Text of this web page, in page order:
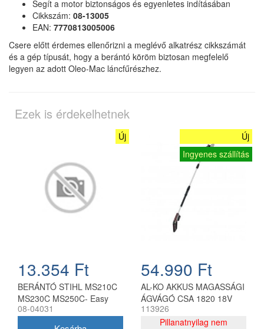
Segít a motor biztonságos és egyenletes indításában
Cikkszám: 08-13005
EAN: 7770813005006
Csere előtt érdemes ellenőrizni a meglévő alkatrész cikkszámát
és a gép típusát, hogy a berántó köröm biztosan megfelelő
legyen az adott Oleo-Mac láncfűrészhez.
Ezek is érdekelhetnek
Új
13.354 Ft
BERÁNTÓ STIHL MS210C
MS230C MS250C- Easy
start FARMERTEC
08-04031
Új
Ingyenes szállítás
54.990 Ft
AL-KO AKKUS MAGASSÁGI
ÁGVÁGÓ CSA 1820 18V
113926
Pillanatnyilag nem